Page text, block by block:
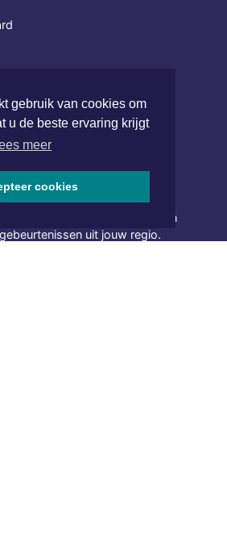
gebruik van cookies om
u de beste ervaring krijgt
meer
cookies
en krijg wekelijks een
uit jouw regio.